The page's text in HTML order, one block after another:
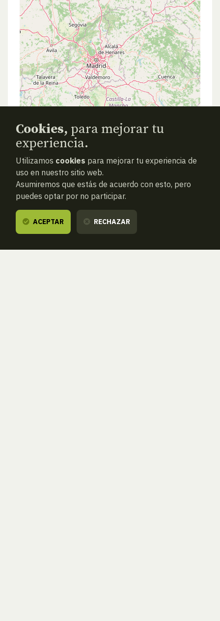
Cookies, para mejorar tu
experiencia.
Utilizamos cookies para mejorar tu experiencia de
uso en nuestro sitio web.
Asumiremos que estás de acuerdo con esto, pero
puedes optar por no participar.
ACEPTAR RECHAZAR